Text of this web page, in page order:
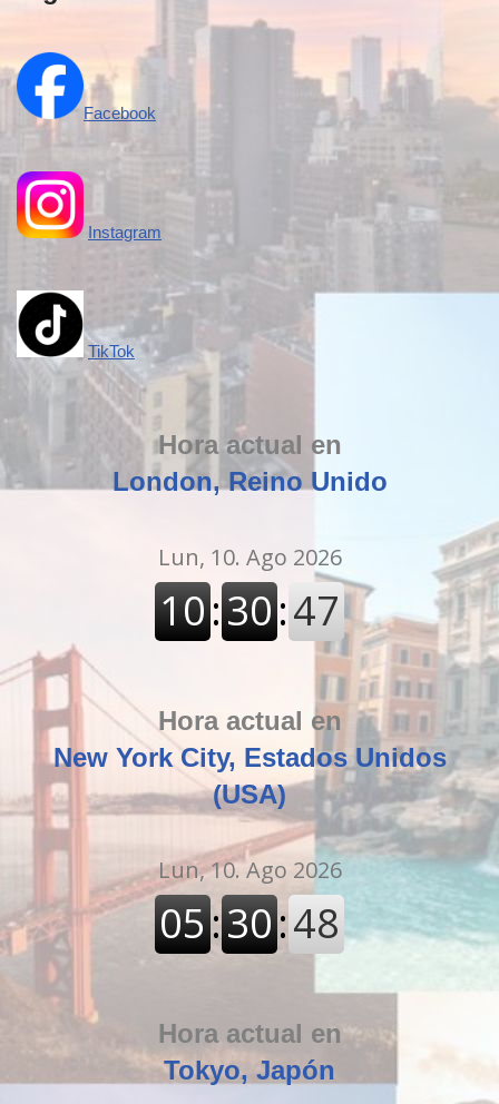
Facebook
Instagram
TikTok
Hora actual en
London, Reino Unido
Hora actual en
New York City, Estados Unidos
(USA)
Hora actual en
Tokyo, Japón